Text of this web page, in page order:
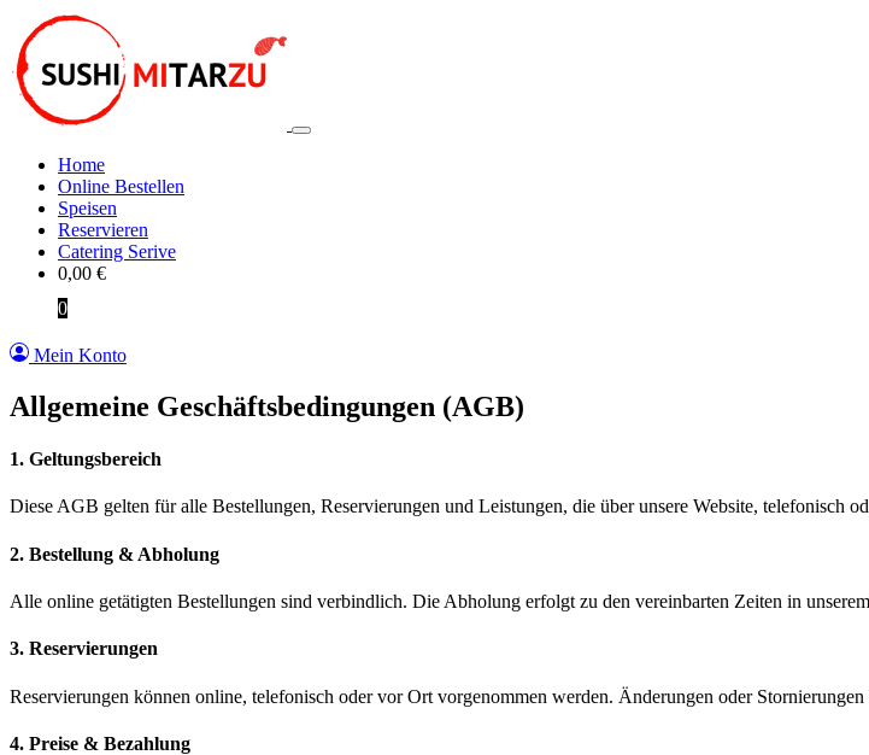
Home
Online Bestellen
Speisen
Reservieren
Catering Serive
0,00 €
0
Mein Konto
Allgemeine Geschäftsbedingungen (AGB)
1. Geltungsbereich
Diese AGB gelten für alle Bestellungen, Reservierungen und Leistungen, die über unsere Website, telefonisch
2. Bestellung & Abholung
Alle online getätigten Bestellungen sind verbindlich. Die Abholung erfolgt zu den vereinbarten Zeiten in
3. Reservierungen
Reservierungen können online, telefonisch oder vor Ort vorgenommen werden. Änderungen oder
4. Preise & Bezahlung